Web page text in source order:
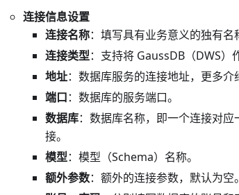
连接信息设置
连接名称：填写具有业务意义的独有名
连接类型：支持将 GaussDB（DWS）
地址：数据库服务的连接地址，更多介
端口：数据库的服务端口。
数据库：数据库名称，即一个连接对
接。
模型：模型（Schema）名称。
额外参数：额外的连接参数，默认为空。